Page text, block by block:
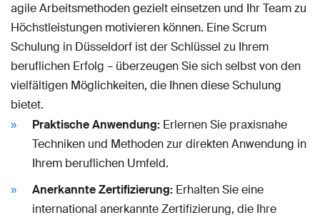
agile Arbeitsmethoden gezielt einsetzen und Ihr Team zu
Höchstleistungen motivieren können. Eine Scrum
Schulung in Düsseldorf ist der Schlüssel zu Ihrem
beruflichen Erfolg – überzeugen Sie sich selbst von den
vielfältigen Möglichkeiten, die Ihnen diese Schulung
bietet.
Praktische Anwendung: Erlernen Sie praxisnahe
Techniken und Methoden zur direkten Anwendung in
Ihrem beruflichen Umfeld.
Anerkannte Zertifizierung: Erhalten Sie eine
international anerkannte Zertifizierung, die Ihre